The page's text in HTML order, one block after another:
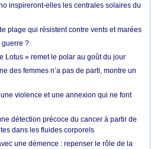
inspireront-elles les centrales solaires du
plage qui résistent contre vents et marées
guerre ?
Lotus » remet le polar au goût du jour
des femmes n’a pas de parti, montre un
violence et une annexion qui ne font
détection précoce du cancer à partir de
dans les fluides corporels
une démence : repenser le rôle de la